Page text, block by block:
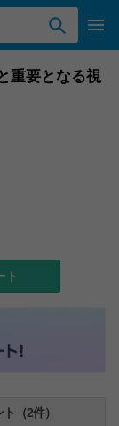
重要となる視
ト
（2件）